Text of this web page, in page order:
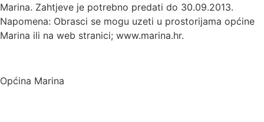
Marina. Zahtjeve je potrebno predati do 30.09.2013.
Napomena: Obrasci se mogu uzeti u prostorijama općine
Marina ili na web stranici; www.marina.hr.
Općina Marina